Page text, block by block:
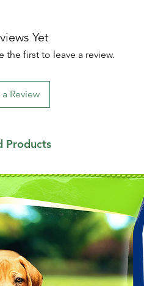
Yet
the first to leave a review.
a Review
Products